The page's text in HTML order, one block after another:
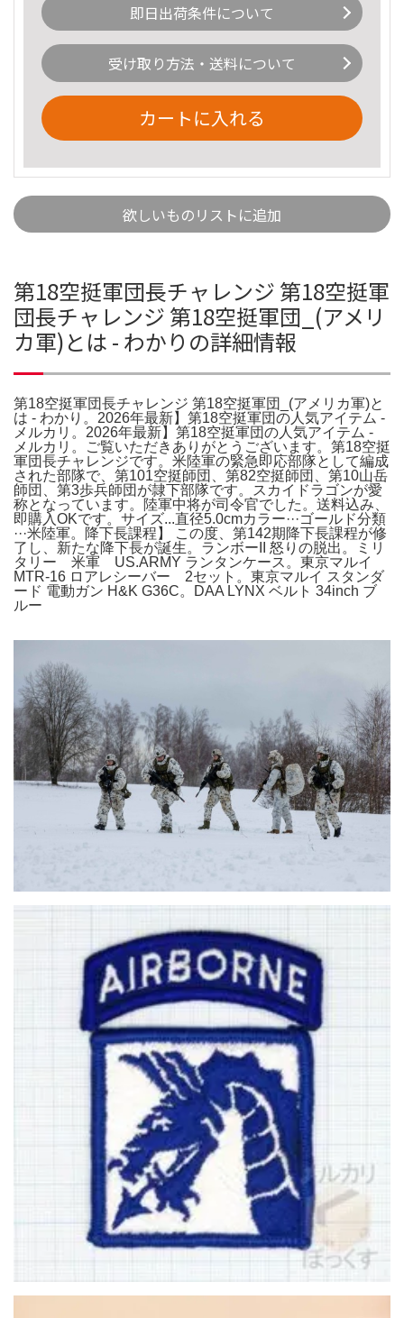
即日出荷条件について
受け取り方法・送料について
カートに入れる
欲しいものリストに追加
第18空挺軍団長チャレンジ 第18空挺軍
団長チャレンジ 第18空挺軍団_(アメリ
カ軍)とは - わかりの詳細情報
第18空挺軍団長チャレンジ 第18空挺軍団_(アメリカ軍)と
は - わかり。2026年最新】第18空挺軍団の人気アイテム -
メルカリ。2026年最新】第18空挺軍団の人気アイテム -
メルカリ。ご覧いただきありがとうございます。第18空挺
軍団長チャレンジです。米陸軍の緊急即応部隊として編成
された部隊で、第101空挺師団、第82空挺師団、第10山岳
師団、第3歩兵師団が隷下部隊です。スカイドラゴンが愛
称となっています。陸軍中将が司令官でした。送料込み、
即購入OKです。サイズ...直径5.0cmカラー···ゴールド分類
···米陸軍。降下長課程】 この度、第142期降下長課程が修
了し、新たな降下長が誕生。ランボーII 怒りの脱出。ミリ
タリー 米軍 US.ARMY ランタンケース。東京マルイ
MTR-16 ロアレシーバー 2セット。東京マルイ スタンダ
ード 電動ガン H&K G36C。DAA LYNX ベルト 34inch ブ
ルー